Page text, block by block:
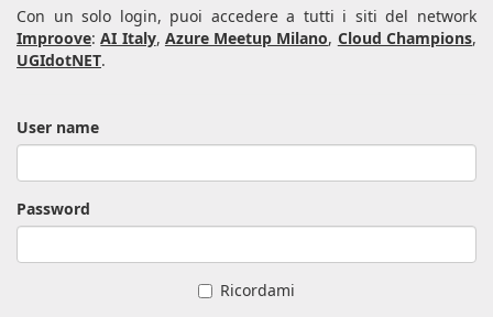
Con un solo login, puoi accedere a tutti i siti del network
Improove:AI Italy, Azure Meetup Milano, Cloud Champions,
UGIdotNET.
User name
Password
Ricordami